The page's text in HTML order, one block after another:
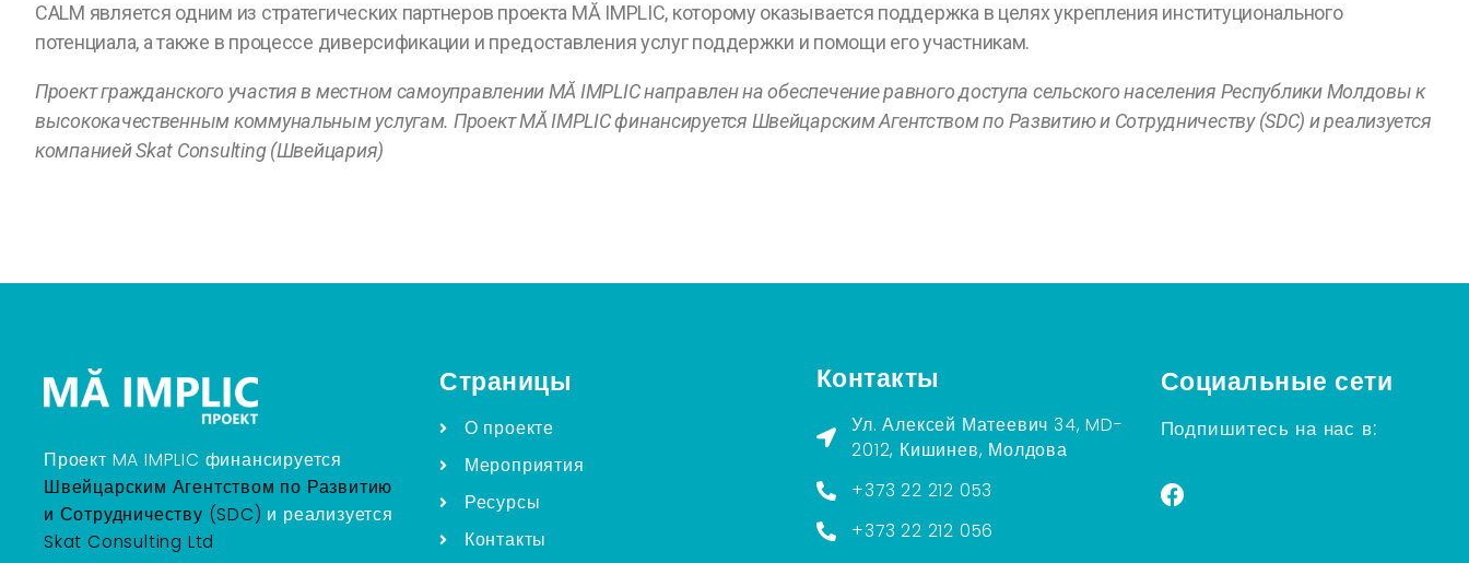
CALM является одним из стратегических партнеров проекта MĂ IMPLIC, которому оказывается поддержка в целях укрепления институционального
потенциала, а также в процессе диверсификации и предоставления услуг поддержки и помощи его участникам.
Проект гражданского участия в местном самоуправлении MĂ IMPLICнаправлен на обеспечение равного доступа сельского населения Республики Молдовы к
высококачественным коммунальным услугам. Проект MĂ IMPLICфинансируется Швейцарским Агентством по Развитию и Сотрудничеству (SDC) и реализуется
компанией Skat Consulting(Швейцария)
Проект MA IMPLIC финансируется
Швейцарским Агентством по Развитию
и Сотрудничеству (SDC) и реализуется
Skat Consulting Ltd
Страницы
О проекте
Мероприятия
Ресурсы
Контакты
Контакты
Ул. Алексей Матеевич 34, MD-
2012, Кишинев, Молдова
+373 22 212 053
+373 22 212 056
Социальные сети
Подпишитесь на нас в: